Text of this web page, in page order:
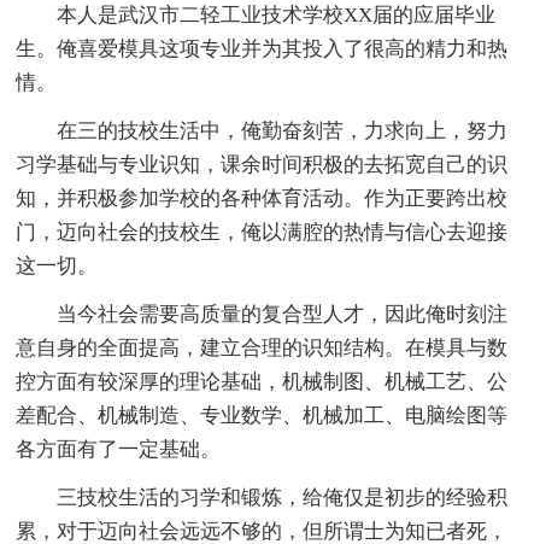
本人是武汉市二轻工业技术学校XX届的应届毕业
生。俺喜爱模具这项专业并为其投入了很高的精力和热
情。
在三的技校生活中，俺勤奋刻苦，力求向上，努力
习学基础与专业识知，课余时间积极的去拓宽自己的识
知，并积极参加学校的各种体育活动。作为正要跨出校
门，迈向社会的技校生，俺以满腔的热情与信心去迎接
这一切。
当今社会需要高质量的复合型人才，因此俺时刻注
意自身的全面提高，建立合理的识知结构。在模具与数
控方面有较深厚的理论基础，机械制图、机械工艺、公
差配合、机械制造、专业数学、机械加工、电脑绘图等
各方面有了一定基础。
三技校生活的习学和锻炼，给俺仅是初步的经验积
累，对于迈向社会远远不够的，但所谓士为知已者死，